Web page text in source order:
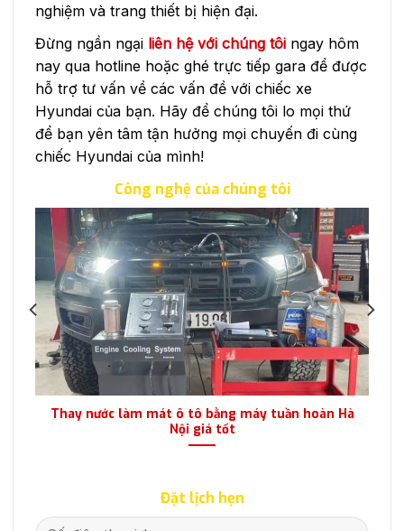
nghiệm và trang thiết bị hiện đại.
Đừng ngần ngại liên hệ với chúng tôi ngay hôm
nay qua hotline hoặc ghé trực tiếp gara để được
hỗ trợ tư vấn về các vấn đề với chiếc xe
Hyundai của bạn. Hãy để chúng tôi lo mọi thứ
để bạn yên tâm tận hưởng mọi chuyến đi cùng
chiếc Hyundai của mình!
Công nghệ của chúng tôi
Thay nước làm mát ô tô bằng máy tuần hoàn Hà
Nội giá tốt
Đặt lịch hẹn